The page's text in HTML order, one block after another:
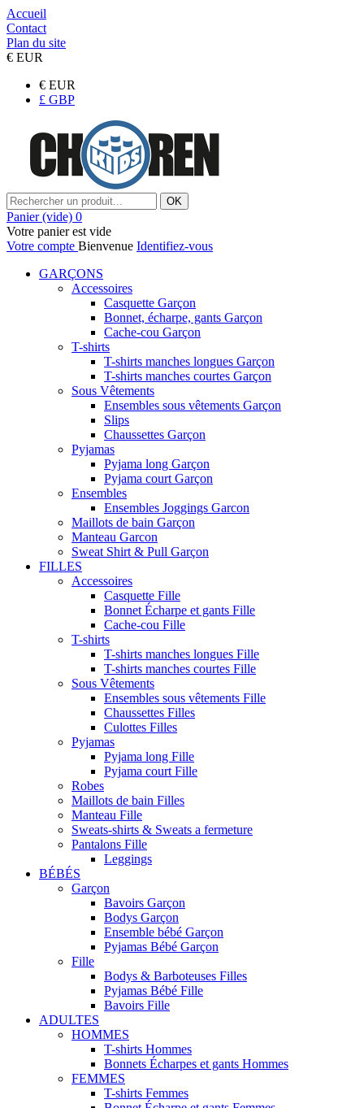
Accueil
Contact
Plan du site
€ EUR
€ EUR
£ GBP
OK
Panier (vide) 0
Votre panier est vide
Votre compte Bienvenue Identifiez-vous
GARÇONS
Accessoires
Casquette Garçon
Bonnet, écharpe, gants Garçon
Cache-cou Garçon
T-shirts
T-shirts manches longues Garçon
T-shirts manches courtes Garçon
Sous Vêtements
Ensembles sous vêtements Garçon
Slips
Chaussettes Garçon
Pyjamas
Pyjama long Garçon
Pyjama court Garçon
Ensembles
Ensembles Joggings Garcon
Maillots de bain Garçon
Manteau Garcon
Sweat Shirt & Pull Garçon
FILLES
Accessoires
Casquette Fille
Bonnet Écharpe et gants Fille
Cache-cou Fille
T-shirts
T-shirts manches longues Fille
T-shirts manches courtes Fille
Sous Vêtements
Ensembles sous vêtements Fille
Chaussettes Filles
Culottes Filles
Pyjamas
Pyjama long Fille
Pyjama court Fille
Robes
Maillots de bain Filles
Manteau Fille
Sweats-shirts & Sweats a fermeture
Pantalons Fille
Leggings
BÉBÉS
Garçon
Bavoirs Garçon
Bodys Garçon
Ensemble bébé Garçon
Pyjamas Bébé Garçon
Fille
Bodys & Barboteuses Filles
Pyjamas Bébé Fille
Bavoirs Fille
ADULTES
HOMMES
T-shirts Hommes
Bonnets Écharpes et gants Hommes
FEMMES
T-shirts Femmes